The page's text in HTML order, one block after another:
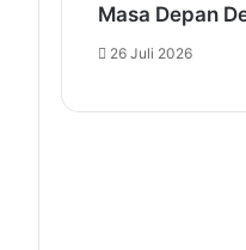
Masa Depan
26 Juli 2026